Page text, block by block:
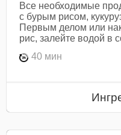
Все необходимые
с бурым рисом,
Первым делом или
рис, залейте водой в
40 мин